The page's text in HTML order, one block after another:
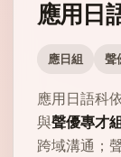
應用日
應日組 聲
應用日語科
與聲優專才組
跨域溝通；